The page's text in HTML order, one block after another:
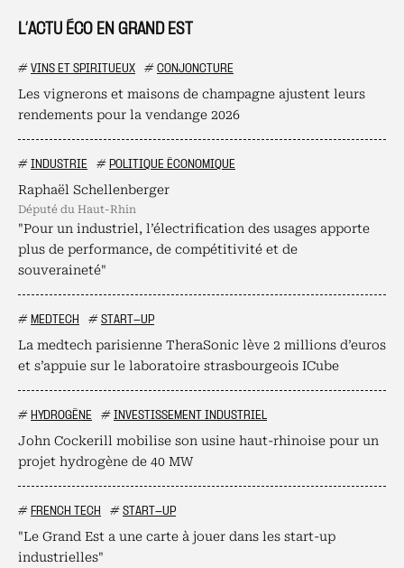
L’ACTU ÉCO EN GRAND EST
# VINS ET SPIRITUEUX # CONJONCTURE
Les vignerons et maisons de champagne ajustent leurs
rendements pour la vendange 2026
# INDUSTRIE # POLITIQUE ÉCONOMIQUE
Raphaël Schellenberger
député du Haut-Rhin
"Pour un industriel, l’électrification des usages apporte
plus de performance, de compétitivité et de
souveraineté"
# MEDTECH # START-UP
La medtech parisienne TheraSonic lève 2 millions d’euros
et s’appuie sur le laboratoire strasbourgeois ICube
# HYDROGÈNE # INVESTISSEMENT INDUSTRIEL
John Cockerill mobilise son usine haut-rhinoise pour un
projet hydrogène de 40 MW
# FRENCH TECH # START-UP
"Le Grand Est a une carte à jouer dans les start-up
industrielles"